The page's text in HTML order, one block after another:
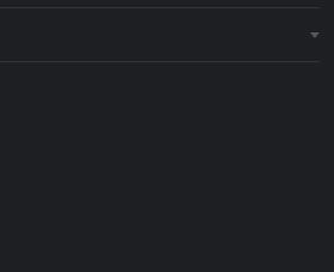
CD Key?
Games CD Key?
CD Key?
Connect CD Key?